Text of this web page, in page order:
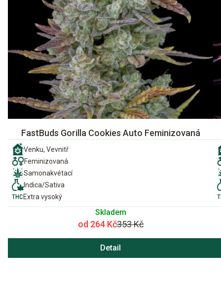
FastBuds Gorilla Cookies Auto Feminizovaná
Venku, Vevnitř
Feminizovaná
Samonakvétací
Indica/Sativa
Extra vysoký
Skladem
od 264 Kč353 Kč
Detail